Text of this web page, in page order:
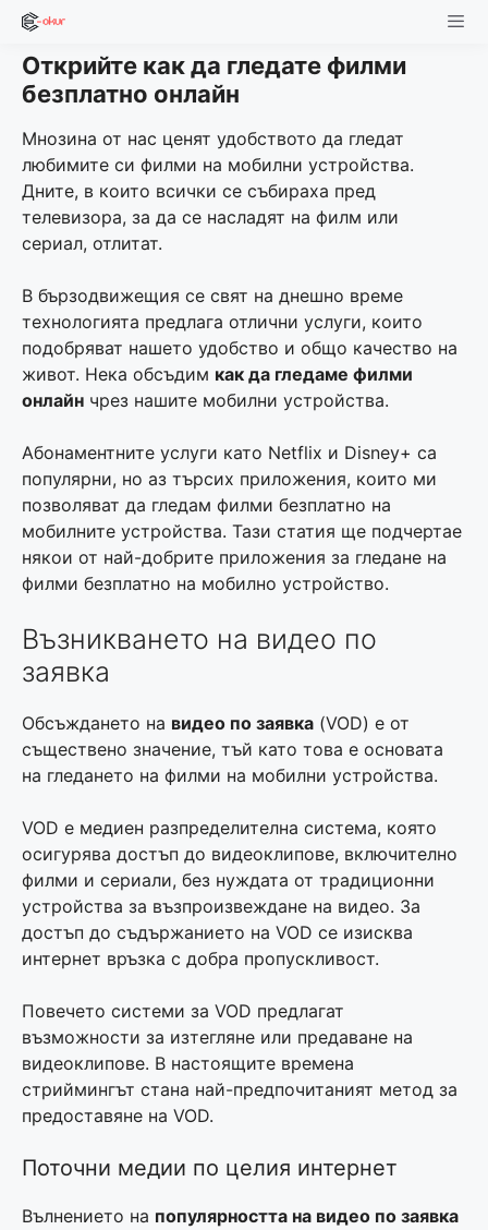
Skip
content
Открийте как да гледате филми
безплатно онлайн
Мнозина от нас ценят удобството да гледат
любимите си филми на мобилни устройства.
Дните, в които всички се събираха пред
телевизора, за да се насладят на филм или
сериал, отлитат.
В бързодвижещия се свят на днешно време
технологията предлага отлични услуги, които
подобряват нашето удобство и общо качество на
живот. Нека обсъдим как да гледаме филми
онлайн чрез нашите мобилни устройства.
Абонаментните услуги като Netflix и Disney+ са
популярни, но аз търсих приложения, които ми
позволяват да гледам филми безплатно на
мобилните устройства. Тази статия ще подчертае
някои от най-добрите приложения за гледане на
филми безплатно на мобилно устройство.
Възникването на видео по
заявка
Обсъждането на видео по заявка (VOD) е от
съществено значение, тъй като това е основата
на гледането на филми на мобилни устройства.
VOD е медиен разпределителна система, която
осигурява достъп до видеоклипове, включително
филми и сериали, без нуждата от традиционни
устройства за възпроизвеждане на видео. За
достъп до съдържанието на VOD се изисква
интернет връзка с добра пропускливост.
Повечето системи за VOD предлагат
възможности за изтегляне или предаване на
видеоклипове. В настоящите времена
стриймингът стана най-предпочитаният метод за
предоставяне на VOD.
Поточни медии по целия интернет
Вълнението на популярността на видео по заявка